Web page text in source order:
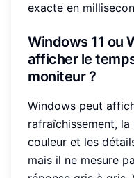
exacte en
Windows 11 ou
afficher le
moniteur ?
Windows peut
rafraîchissement,
couleur et les
mais il ne mesure